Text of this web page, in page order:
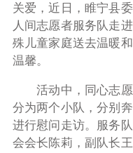
关爱，近日，睢宁县
人间志愿者服务队走
殊儿童家庭送去温暖
温馨。
活动中，同心志愿
分为两个小队，分别
进行慰问走访。服务
会会长陈莉，副队长